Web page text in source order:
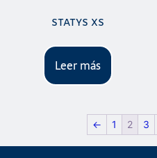
STATYS XS
Leer más
← 1 2 3